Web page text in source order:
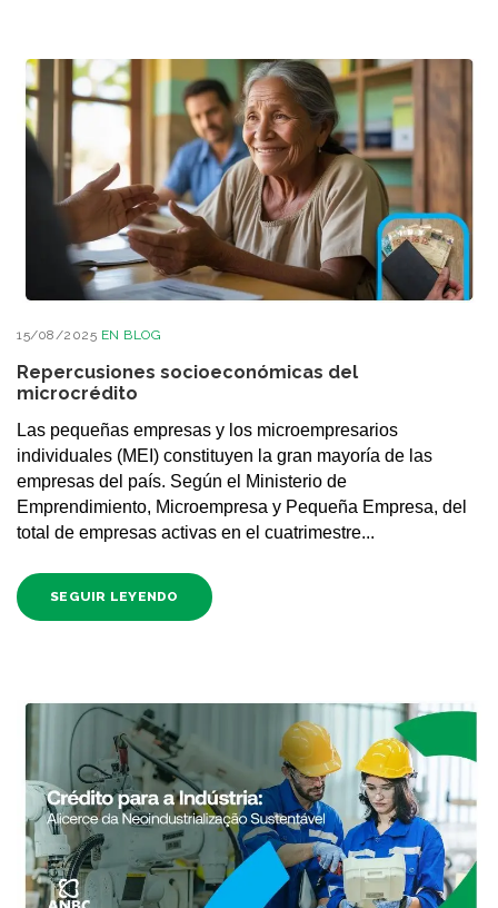
15/08/2025 EN BLOG
Repercusiones socioeconómicas del
microcrédito
Las pequeñas empresas y los microempresarios
individuales (MEI) constituyen la gran mayoría de las
empresas del país. Según el Ministerio de
Emprendimiento, Microempresa y Pequeña Empresa, del
total de empresas activas en el cuatrimestre...
SEGUIR LEYENDO